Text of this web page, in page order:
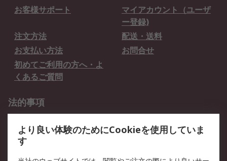
お客様サポート
マイアカウント（ユーザ
ー登録)
注文方法
配送・送料
お支払い方法
お問合せ
初めてご利用の方へ・よ
くあるご質問
法的事項
クッキーポリシー
より良い体験のためにCookieを使用していま
す